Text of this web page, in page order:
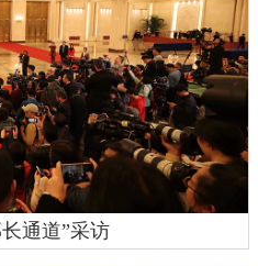
通道”采访